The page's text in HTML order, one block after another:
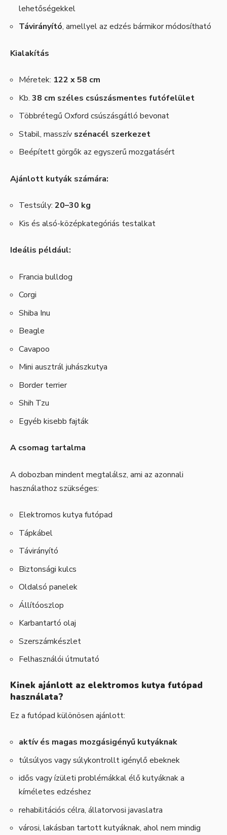
lehetőségekkel
Távirányító, amellyel az edzés bármikor módosítható
Kialakítás
Méretek: 122 x 58 cm
Kb. 38 cm széles csúszásmentes futófelület
Többrétegű Oxford csúszásgátló bevonat
Stabil, masszív szénacél szerkezet
Beépített görgők az egyszerű mozgatásért
Ajánlott kutyák számára:
Testsúly: 20–30 kg
Kis és alsó-középkategóriás testalkat
Ideális például:
Francia bulldog
Corgi
Shiba Inu
Beagle
Cavapoo
Mini ausztrál juhászkutya
Border terrier
Shih Tzu
Egyéb kisebb fajták
A csomag tartalma
A dobozban mindent megtalálsz, ami az azonnali
használathoz szükséges:
Elektromos kutya futópad
Tápkábel
Távirányító
Biztonsági kulcs
Oldalsó panelek
Állítóoszlop
Karbantartó olaj
Szerszámkészlet
Felhasználói útmutató
Kinek ajánlott az elektromos kutya futópad
használata?
Ez a futópad különösen ajánlott:
aktív és magas mozgásigényű kutyáknak
túlsúlyos vagy súlykontrollt igénylő ebeknek
idős vagy ízületi problémákkal élő kutyáknak a
kíméletes edzéshez
rehabilitációs célra, állatorvosi javaslatra
városi, lakásban tartott kutyáknak, ahol nem mindig